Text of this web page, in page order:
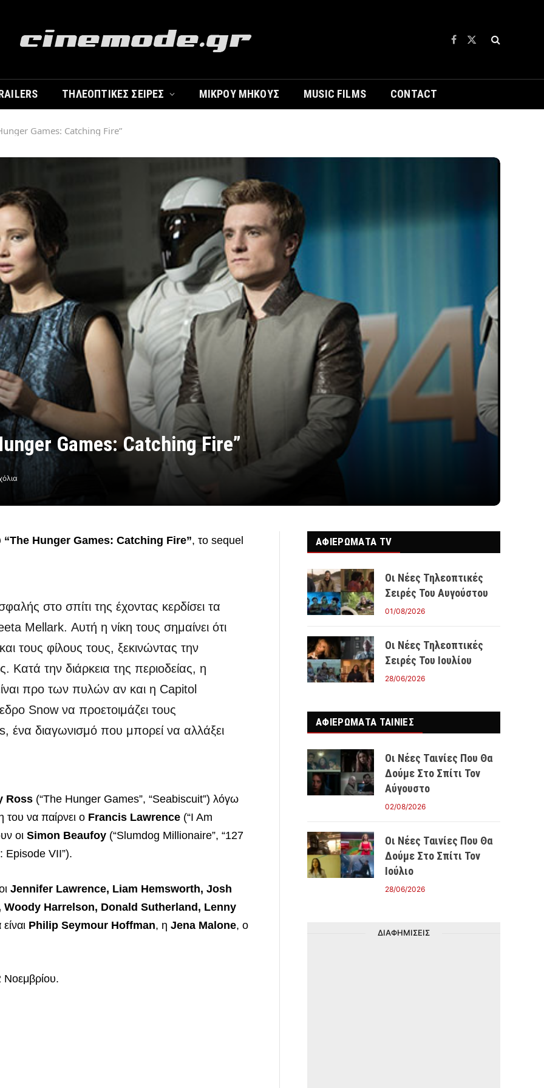
Facebook
X
ΤΗΛΕΟΠΤΙΚΈΣ ΣΕΙΡΈΣ ΜΙΚΡΟΎ ΜΉΚΟΥΣ MUSIC FILMS CONTACT
Games: Catching Fire”
Games: Catching Fire”
“The Hunger Games: Catching Fire”, το sequel
στο σπίτι της έχοντας κερδίσει τα
Mellark. Αυτή η νίκη τους σημαίνει ότι
τους φίλους τους, ξεκινώντας την
Κατά την διάρκεια της περιοδείας, η
προ των πυλών αν και η Capitol
Snow να προετοιμάζει τους
διαγωνισμό που μπορεί να αλλάξει
Ross (“The Hunger Games”, “Seabiscuit”) λόγω
να παίρνει ο Francis Lawrence (“I Am
οι Simon Beaufoy (“Slumdog Millionaire”, “127
Episode VII”).
Jennifer Lawrence, Liam Hemsworth, Josh
Harrelson, Donald Sutherland, Lenny
Philip Seymour Hoffman, η Jena Malone, ο
Νοεμβρίου.
ΑΦΙΕΡΩΜΑΤΑ TV
Οι Νέες Τηλεοπτικές
Σειρές Του Αυγούστου
01/08/2026
Οι Νέες Τηλεοπτικές
Σειρές Του Ιουλίου
28/06/2026
ΑΦΙΕΡΩΜΑΤΑ ΤΑΙΝΊΕΣ
Οι Νέες Ταινίες Που Θα
Δούμε Στο Σπίτι Τον
Αύγουστο
02/08/2026
Οι Νέες Ταινίες Που Θα
Δούμε Στο Σπίτι Τον
Ιούλιο
28/06/2026
ΔΙΑΦΗΜΙΣΕΙΣ